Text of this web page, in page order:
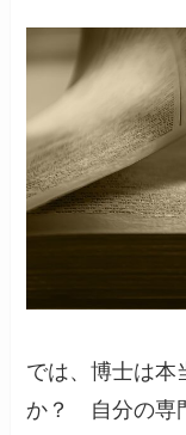
では、博士は本
か？ 自分の専